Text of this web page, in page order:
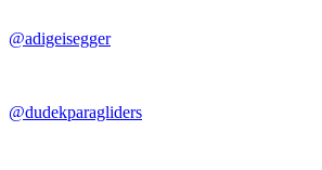
@adigeisegger
@dudekparagliders